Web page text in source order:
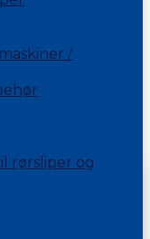
/
rørsliper og